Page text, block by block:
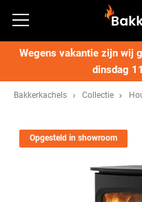
Wegens vakantie zijn wij
dinsdag
Bakkerkachels Collectie
Opgesteld in showroom